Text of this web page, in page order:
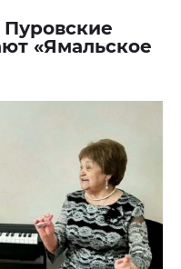
«Ямальское